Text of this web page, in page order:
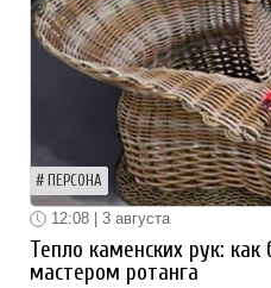
ПЕРСОНА
12:08 | 3 августа
Тепло каменских рук: как
мастером ротанга